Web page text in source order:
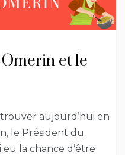
et le
aujourd’hui en
le Président du
eu la chance d’être